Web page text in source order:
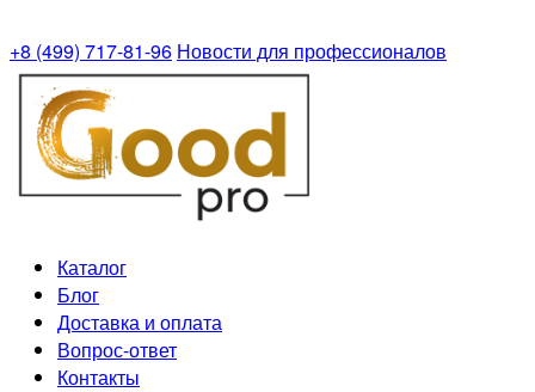
+8 (499) 717-81-96 Новости для профессионалов
Каталог
Блог
Доставка и оплата
Вопрос-ответ
Контакты